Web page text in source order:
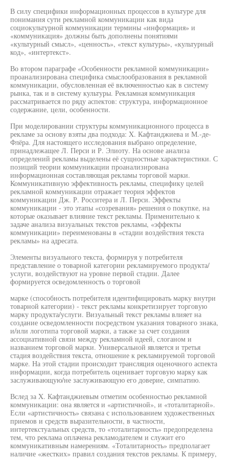
В силу специфики информационных процессов в культуре для
понимания сути рекламной коммуникации как вида
социокультурной коммуникации термины «информация» и
«коммуникация» должны быть дополнены понятиями
«культурный смысл», «ценность», «текст культуры», «культурный
код», «интертекст».
Во втором параграфе «Особенности рекламной коммуникации»
проанализирована специфика смыслообразования в рекламной
коммуникации, обусловленная её включенностью как в систему
рынка, так и в систему культуры. Рекламная коммуникация
рассматривается по ряду аспектов: структура, информационное
содержание, цели, особенности.
При моделировании структуры коммуникационного процесса в
рекламе за основу взяты два подхода: X. Кафтанджиева и М.-де-
Флёра. Для настоящего исследования выбрано определение,
принадлежащее Л. Перси и Р. Элиоту. На основе анализа
определений рекламы выделены её сущностные характеристики. С
позиций теории коммуникации проанализирована
информационная составляющая рекламы торговой марки.
Коммуникативную эффективность рекламы, специфику целей
рекламной коммуникации отражает теория эффектов
коммуникации Дж. Р. Росситера и Л. Перси. Эффекты
коммуникации - это этапы «созревания» решения о покупке, на
которые оказывает влияние текст рекламы. Применительно к
задаче анализа визуальных текстов рекламы, «эффекты
коммуникации» переименованы в «стадии воздействия текста
рекламы» на адресата.
Элементы визуального текста, формируя у потребителя
представление о товарной категории рекламируемого продукта/
услуги, воздействуют на уровне первой стадии. Далее
формируется осведомленность о торговой
марке (способность потребителя идентифицировать марку внутри
товарной категории) - текст рекламы конкретизирует торговую
марку продукта/услуги. Визуальный текст рекламы влияет на
создание осведомленности посредством указания товарного знака,
и/или логотипа торговой марки, а также за счет создания
ассоциативной связи между рекламной идеей, слоганом и
названием торговой марки. Универсальной является и третья
стадия воздействия текста, отношение к рекламируемой торговой
марке. На этой стадии происходит трансляция оценочного аспекта
информации, когда потребитель оценивает торговую марку как
заслуживающую/не заслуживающую его доверие, симпатию.
Вслед за X. Кафтанджиевым отметим особенностью рекламной
коммуникации: она является и «артистичной», и «тоталитарной».
Если «артистичность» связана с использованием художественных
приемов и средств выразительности, в частности,
интертекстуальных средств, то «тоталитарность» предопределена
тем, что реклама оплачена рекламодателем и служит его
коммуникативным намерениям. «Тоталитарность» предполагает
наличие «жестких» правил создания текстов рекламы. К примеру,